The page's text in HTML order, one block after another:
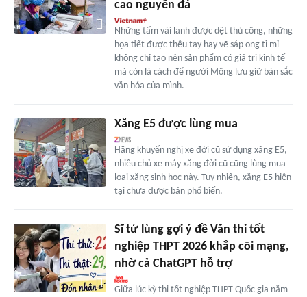
cao nguyên đá
Những tấm vải lanh được dệt thủ công, những
họa tiết được thêu tay hay vẽ sáp ong tỉ mỉ
không chỉ tạo nên sản phẩm có giá trị kinh tế
mà còn là cách để người Mông lưu giữ bản sắc
văn hóa của mình.
Xăng E5 được lùng mua
Hãng khuyến nghị xe đời cũ sử dụng xăng E5,
nhiều chủ xe máy xăng đời cũ cũng lùng mua
loại xăng sinh học này. Tuy nhiên, xăng E5 hiện
tại chưa được bán phổ biến.
Sĩ tử lùng gợi ý đề Văn thi tốt
nghiệp THPT 2026 khắp cõi mạng,
nhờ cả ChatGPT hỗ trợ
Giữa lúc kỳ thi tốt nghiệp THPT Quốc gia năm